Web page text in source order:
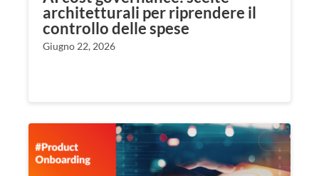
architetturali per riprendere il
controllo delle spese
Giugno 22, 2026